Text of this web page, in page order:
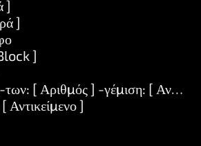
]
]
]
των: [ Αριθμός ] -γέμιση: [
Αντικείμενο ]